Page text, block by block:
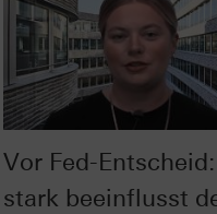
Vor Fed-
stark beeinflusst